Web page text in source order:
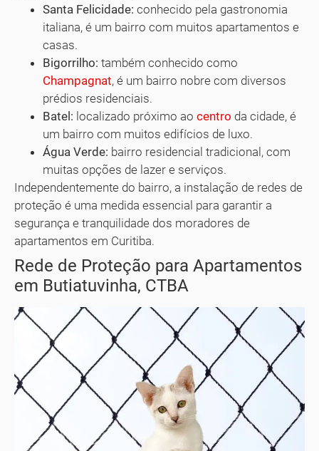
Santa Felicidade: conhecido pela gastronomia
italiana, é um bairro com muitos apartamentos e
casas.
Bigorrilho: também conhecido como
Champagnat, é um bairro nobre com diversos
prédios residenciais.
Batel: localizado próximo ao centro da cidade, é
um bairro com muitos edifícios de luxo.
Água Verde: bairro residencial tradicional, com
muitas opções de lazer e serviços.
Independentemente do bairro, a instalação de redes de
proteção é uma medida essencial para garantir a
segurança e tranquilidade dos moradores de
apartamentos em Curitiba.
Rede de Proteção para Apartamentos
em Butiatuvinha, CTBA